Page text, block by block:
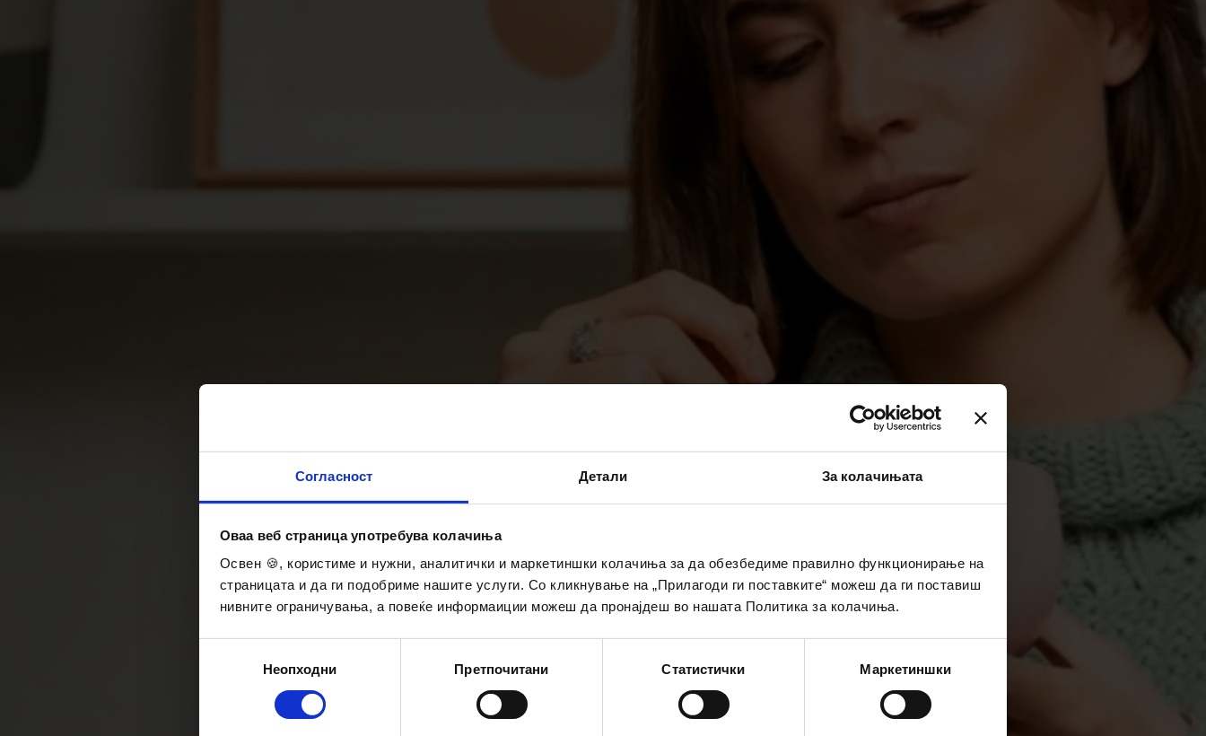
Согласност Детали За колачињата
Оваа веб страница употребува колачиња
Освен 🍪, користиме и нужни, аналитички и маркетиншки колачиња за да обезбедиме правилно функционирање на
страницата и да ги подобриме нашите услуги. Со кликнување на „Прилагоди ги поставките“ можеш да ги поставиш
нивните ограничувања, а повеќе информаиции можеш да пронајдеш во нашата Политика за колачиња.
Неопходни Претпочитани Статистички Маркетиншки